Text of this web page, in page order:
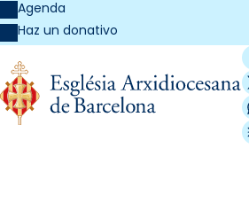
Agenda
Haz un donativo